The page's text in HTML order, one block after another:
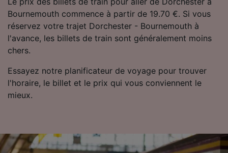
Bournemouth commence à partir de 19.70 €. Si vous
réservez votre trajet Dorchester - Bournemouth à
l'avance, les billets de train sont généralement moins
chers.
Essayez notre planificateur de voyage pour trouver
l'horaire, le billet et le prix qui vous conviennent le
mieux.